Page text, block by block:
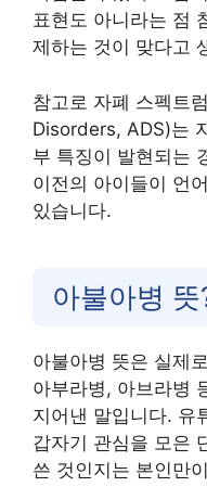
표현도 아니라는 점
제하는 것이 맞다고
참고로 자폐 스펙트
Disorders, ADS)는
부 특징이 발현되는
이전의 아이들이 언
있습니다.
아불아병 뜻
아불아병 뜻은 실제
아부라병, 아브라병
지어낸 말입니다. 유
갑자기 관심을 모은
쓴 것인지는 본인만